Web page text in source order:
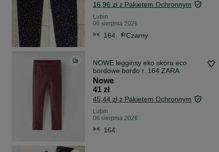
16,96 zł z Pakietem Ochronnym
Lubin
06 sierpnia 2026
164 Czarny
NOWE legginsy eko skóra eco
bordowe bordo r. 164 ZARA
Nowe
41 zł
45,44 zł z Pakietem Ochronnym
Lubin
06 sierpnia 2026
164